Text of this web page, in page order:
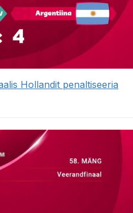
Hollandit penaltiseeria